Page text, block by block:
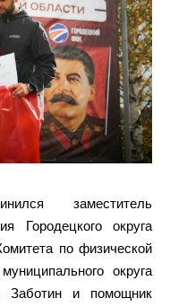
заместитель
Городецкого округа
по физической
округа
Заботин и помощник